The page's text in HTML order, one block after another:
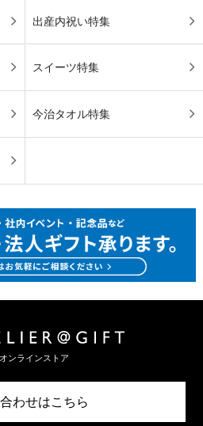
出産内祝い特集
スイーツ特集
今治タオル特集
ンラインストア
わせはこちら